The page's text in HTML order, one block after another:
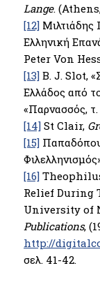
Lange.
[12]Μιλτιάδης
Ελληνική
Peter Von
[13]Β. J. Slot,
Ελλάδος από
«Παρνασσός, τ.
[14]St Clair,
[15]
[16]
Relief During
University of
Publications,
http://
σελ. 41-42.